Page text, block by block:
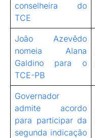
conselheira do
TCE
João Azevêdo
nomeia Alana
Galdino para o
TCE-PB
Governador
admite acordo
para participar da
segunda indicação